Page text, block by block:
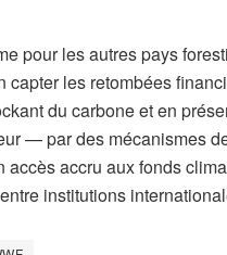
pour les autres pays
capter les retombées
du carbone et en
— par des mécanismes
accru aux fonds
institutions